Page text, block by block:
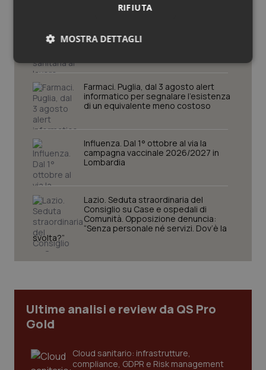
Decaro accelera su 118, liste d’attesa
Farmaci. Puglia, dal 3 agosto alert
informatico per segnalare l’esistenza
di un equivalente meno costoso
Influenza. Dal 1° ottobre al via la
campagna vaccinale 2026/2027 in
Lombardia
Lazio. Seduta straordinaria del
Consiglio su Case e ospedali di
Comunità. Opposizione denuncia:
“Senza personale né servizi. Dov’è la
svolta?”
Ultime analisi e review da QS Pro
Gold
Cloud sanitario: infrastrutture,
compliance, GDPR e Risk management
RIFIUTA
MOSTRA DETTAGLI
Necessari Statistici Marketing
Necessari Statistici Marketing
I cookie necessari contribuiscono a rendere fruibile il
sito web abilitandone funzionalità di base quali la
navigazione sulle pagine e l'accesso alle aree
protette del sito. Il sito web non è in grado di
funzionare correttamente senza questi cookie.
Nome
Fornitore/ Dominio
VISITOR_PRIVACY_METADATA